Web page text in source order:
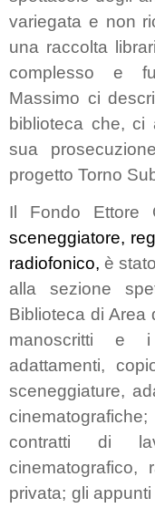
variegata e non
una raccolta
complesso e
Massimo ci
biblioteca che, ci
sua
progetto Torno
Il Fondo Ettore
sceneggiatore,
radiofonico, è
alla sezione
Biblioteca di Area
manoscritti e i
adattamenti,
sceneggiature,
contratti di
cinematografico,
privata; gli